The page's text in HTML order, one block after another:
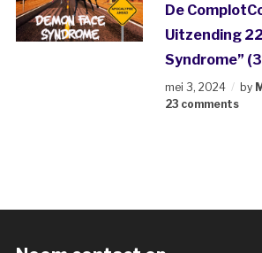
De
Uitzending
Syndrome”
mei 3, 2024 by
23 comments